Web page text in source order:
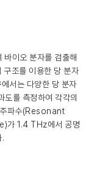
바이오 분자를 검출해
구조를 이용한 당 분자
서는 다양한 당 분자
도를 측정하여 각각의
주파수(Resonant
가 1.4 THz에서 공명
.